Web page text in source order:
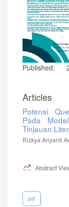
Published:
Articles
Potensi
Pada
Tinjauan
Rizkya Ariyanti
Abstract
pdf